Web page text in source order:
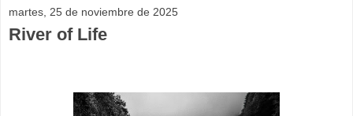
martes, 25 de noviembre de 2025
River of Life